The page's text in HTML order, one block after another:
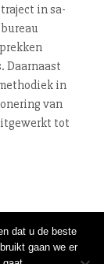
in sa­
Daarnaast
in
van
tot
020 632 58 05
dat u de beste
gaan we er